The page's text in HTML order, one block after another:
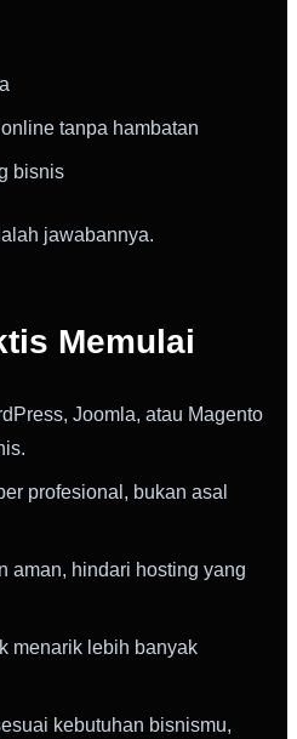
tanpa hambatan
bisnis
jawabannya.
Memulai
Joomla, atau Magento
profesional, bukan asal
aman, hindari hosting yang
menarik lebih banyak
kebutuhan bisnismu,